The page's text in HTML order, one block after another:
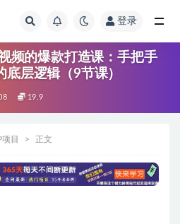
登录
频的爆款打造课：手把手
层逻辑（9节课）
19.9
目 正文